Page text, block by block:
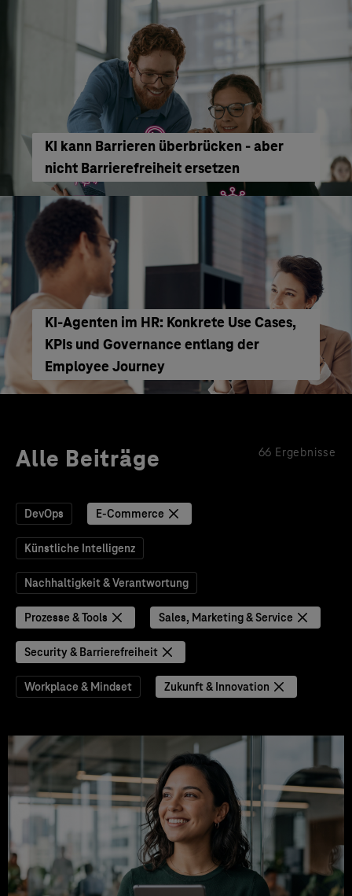
KI kann Barrieren überbrücken - aber
nicht Barrierefreiheit ersetzen
KI‑Agenten im HR: Konkrete Use Cases,
KPIs und Governance entlang der
Employee Journey
Alle Beiträge 66 Ergebnisse
DevOps E-Commerce
Künstliche Intelligenz
Nachhaltigkeit & Verantwortung
Prozesse & Tools Sales, Marketing & Service
Security & Barrierefreiheit
Workplace & Mindset Zukunft & Innovation